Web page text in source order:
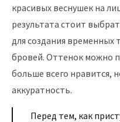
красивых веснушек на
результата стоит
для создания временных
бровей. Оттенок можно
больше всего нравится,
аккуратность.
Перед тем, как